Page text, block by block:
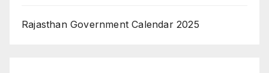
Rajasthan Government Calendar 2025